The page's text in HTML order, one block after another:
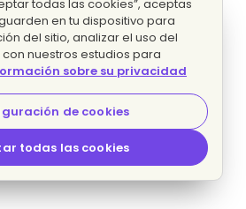
todas las cookies”, aceptas
en tu dispositivo para
del sitio, analizar el uso del
nuestros estudios para
sobre su privacidad
de cookies
todas las cookies